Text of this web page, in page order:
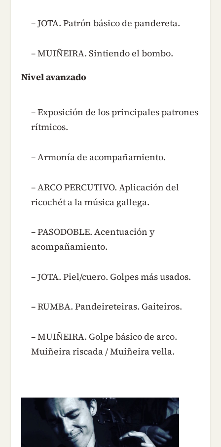
– JOTA. Patrón básico de pandereta.
– MUIÑEIRA. Sintiendo el bombo.
Nivel avanzado
– Exposición de los principales patrones
rítmicos.
– Armonía de acompañamiento.
– ARCO PERCUTIVO. Aplicación del
ricochét a la música gallega.
– PASODOBLE. Acentuación y
acompañamiento.
– JOTA. Piel/cuero. Golpes más usados.
– RUMBA. Pandeireteiras. Gaiteiros.
– MUIÑEIRA. Golpe básico de arco.
Muiñeira riscada / Muiñeira vella.